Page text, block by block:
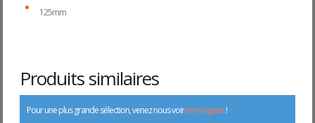
125mm
Produits similaires
Pour une plus grande sélection, venez nous voiren magasin!